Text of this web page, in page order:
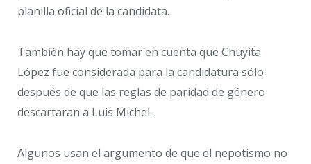
planilla oficial de la candidata.
También hay que tomar en cuenta que Chuyita
López fue considerada para la candidatura sólo
después de que las reglas de paridad de género
descartaran a Luis Michel.
Algunos usan el argumento de que el nepotismo no